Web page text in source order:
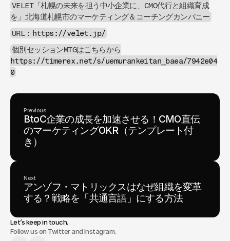
VELET「札幌の未来を担う中小企業に、CMO代行と組織育成
を」北海道札幌市のマーケティング＆コーチングカンパニー
URL： https://velet.jp/
個別セッションMTGはこちらから
https://timerex.net/s/uemurankeitan_baea/7942e04
0
Previous
BtoC企業の成長を加速させる！CMO直伝
のマーケティングOKR（テンプレート付
き）
Next
アンゾフ・マトリックスはなぜ組織を変革
する？戦略を「共通言語」にする方法
Let’s keep in touch.
Follow us on Twitter and Instagram.